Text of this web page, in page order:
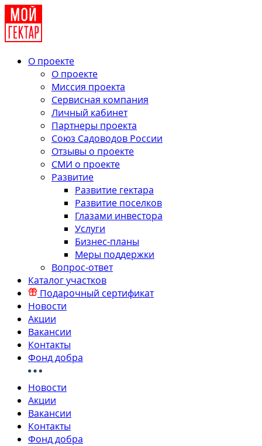
О проекте
О проекте
Миссия проекта
Сервисная компания
Личный кабинет
Партнеры проекта
Союз Садоводов России
Отзывы о проекте
СМИ о проекте
Развитие
Развитие гектара
Развитие поселков
Глазами инвестора
Услуги
Бизнес-планы
Меры поддержки
Вопрос-ответ
Каталог участков
Подарочный сертификат
Новости
Акции
Вакансии
Контакты
Фонд добра
Новости
Акции
Вакансии
Контакты
Фонд добра